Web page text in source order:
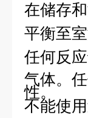
在储存
平衡至
任何反
气体。
性。
不能使用